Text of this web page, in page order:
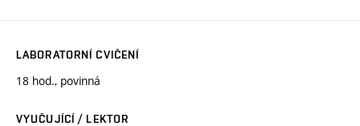
LABORATORNÍ CVIČENÍ
18 hod., povinná
VYUČUJÍCÍ / LEKTOR